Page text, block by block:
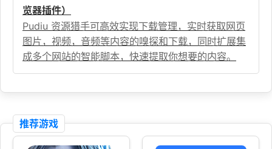
览器插件）
Pudiu 资源猎手可高效实现下载管理，实时获取网页
图片，视频，音频等内容的嗅探和下载，同时扩展集
成多个网站的智能脚本，快速提取你想要的内容。
推荐游戏